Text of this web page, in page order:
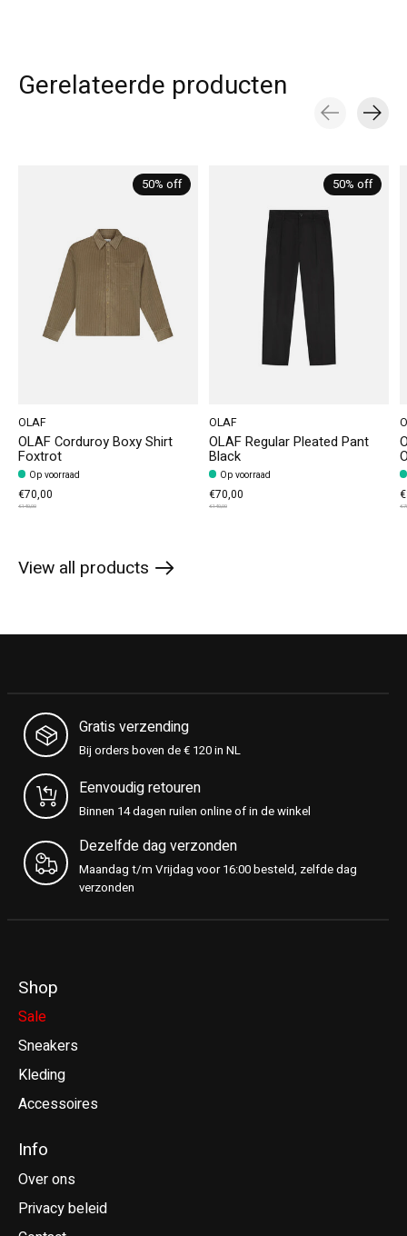
Gerelateerde producten
50% off
OLAF
OLAF Corduroy Boxy Shirt
Foxtrot
Op voorraad
€70,00
€140,00
50% off
OLAF
OLAF Regular Pleated Pant
Black
Op voorraad
€70,00
€140,00
View all products
Gratis verzending
Bij orders boven de € 120 in NL
Eenvoudig retouren
Binnen 14 dagen ruilen online of in de winkel
Dezelfde dag verzonden
Maandag t/m Vrijdag voor 16:00 besteld, zelfde dag
verzonden
Shop
Sale
Sneakers
Kleding
Accessoires
Info
Over ons
Privacy beleid